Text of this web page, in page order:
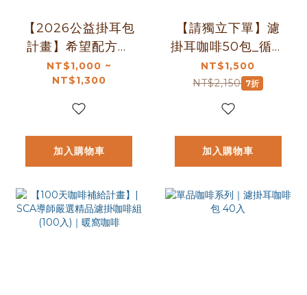
【2026公益掛耳包
計畫】希望配方濾
掛咖啡包組合-用希
望創造愛與美好 因
為有你他們有希望
NT$1,000 ~
NT$1,300
加入購物車
【請獨立下單】濾
掛耳咖啡50包_循環
包裝
NT$1,500
NT$2,150 7折
加入購物車